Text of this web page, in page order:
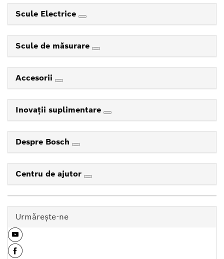
Scule Electrice
Scule de măsurare
Accesorii
Inovaţii suplimentare
Despre Bosch
Centru de ajutor
Urmăreşte-ne